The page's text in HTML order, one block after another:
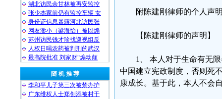
湖北访民余甘林被再安监控
张少杰家前仍有监控车辆 女
身份证信息暴露河北访民张
网友渺小（梁海怡）被以煽
苏州访民钱才珍找巡视组反
人权日喝农药被判刑的武汉
最高院批准 刘家财“煽动颠
随 机 推 荐
李和平儿子第三次被禁办护
广东维权人士郑创添被村干
附陈建刚律师的个人声
【陈建刚律师的声明】
1、 本人对于生命有无
中国建立宪政制度，否则死
康成长。基于此，本人不会